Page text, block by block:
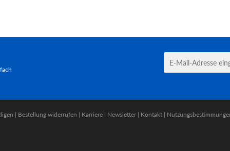
| Bestellung widerrufen | Karriere | Newsletter | Kontakt |